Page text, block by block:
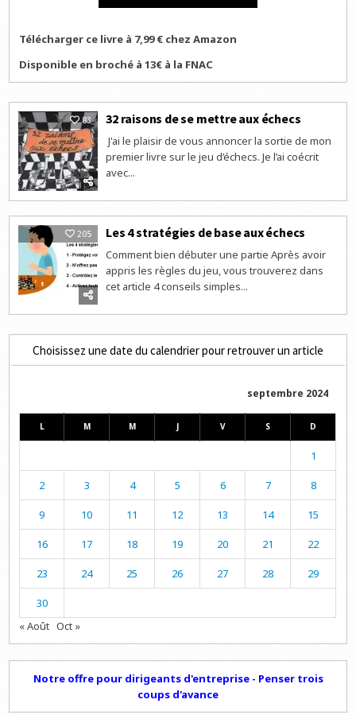
Télécharger ce livre à 7,99 € chez Amazon
Disponible en broché à 13€ à la FNAC
83 32 raisons de se mettre aux échecs
J'ai le plaisir de vous annoncer la sortie de mon
premier livre sur le jeu d’échecs. Je l’ai coécrit
avec...
205 Les 4 stratégies de base aux échecs
Comment bien débuter une partie Après avoir
appris les règles du jeu, vous trouverez dans
cet article 4 conseils simples...
Choisissez une date du calendrier pour retrouver un article
septembre 2024
L M M J V S D
1
2 3 4 5 6 7 8
9 10 11 12 13 14 15
16 17 18 19 20 21 22
23 24 25 26 27 28 29
30
« Août Oct »
Notre offre pour dirigeants d'entreprise - Penser trois
coups d'avance